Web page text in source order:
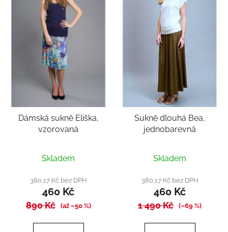
Dámská sukně Eliška,
vzorovaná
hodnocení
produktu
je
5,0
Skladem
380,17 Kč bez DPH
460 Kč
890 Kč (až –50 %)
Sukně dlouhá Bea,
jednobarevná
hodnocení
produktu
je
5,0
Skladem
380,17 Kč bez DPH
460 Kč
1 490 Kč (–69 %)